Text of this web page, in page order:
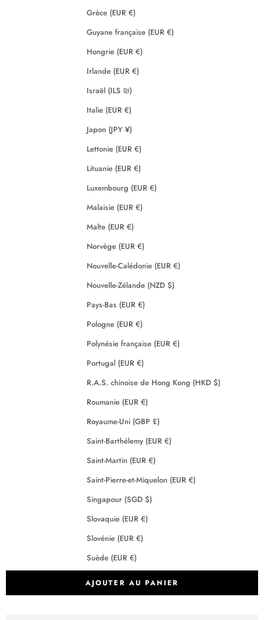
AJOUTER AU PANIER
Grèce (EUR €)
Guyane française (EUR €)
Hongrie (EUR €)
Irlande (EUR €)
Israël (ILS ₪)
Italie (EUR €)
Japon (JPY ¥)
Lettonie (EUR €)
Lituanie (EUR €)
Luxembourg (EUR €)
Malaisie (EUR €)
Malte (EUR €)
Norvège (EUR €)
Nouvelle-Calédonie (EUR €)
Nouvelle-Zélande (NZD $)
Pays-Bas (EUR €)
Pologne (EUR €)
Polynésie française (EUR €)
Portugal (EUR €)
R.A.S. chinoise de Hong Kong (HKD $)
Roumanie (EUR €)
Royaume-Uni (GBP £)
Saint-Barthélemy (EUR €)
Saint-Martin (EUR €)
Saint-Pierre-et-Miquelon (EUR €)
Singapour (SGD $)
Slovaquie (EUR €)
Slovénie (EUR €)
Suède (EUR €)
Suisse (CHF CHF)
Tchéquie (EUR €)